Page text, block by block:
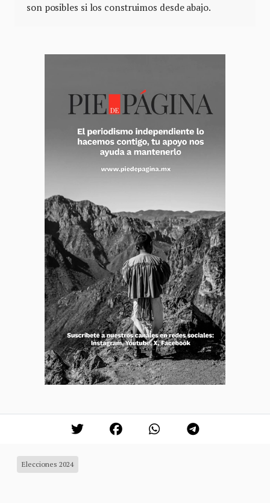
son posibles si los construimos desde abajo.
Elecciones 2024